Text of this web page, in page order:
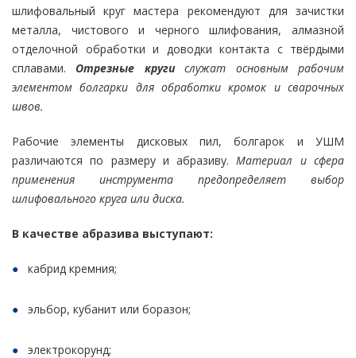
шлифовальный круг мастера рекомендуют для зачистки
металла, чистового и черного шлифования, алмазной
отделочной обработки и доводки контакта с твёрдыми
сплавами.Отрезные кругислужат основным рабочим
элементом болгарки для обработки кромок и сварочных
швов.
Рабочие элементы дисковых пил, болгарок и УШМ
различаются по размеру и абразиву. Материал и сфера
применения инструмента предопределяет выбор
шлифовального круга или диска.
В качестве абразива выступают:
кабрид кремния;
эльбор, кубанит или боразон;
электрокорунд;